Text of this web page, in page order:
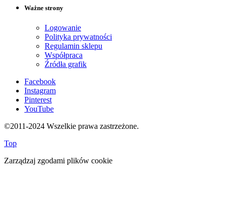
Ważne strony
Logowanie
Polityka prywatności
Regulamin sklepu
Współpraca
Źródła grafik
Facebook
Instagram
Pinterest
YouTube
©2011-2024 Wszelkie prawa zastrzeżone.
Top
Zarządzaj zgodami plików cookie